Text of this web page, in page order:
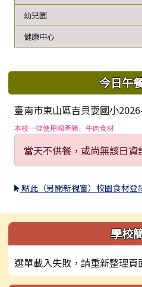
幼兒園
健康中心
下中區域內容
今日午
臺南市東山區吉貝耍國小
本校一律使用國產豬、牛肉食材
當天不供餐，或尚無該日資
點此（另開新視窗）校園食材登
左邊區域內容 學校
選單載入失敗，請重新整理頁